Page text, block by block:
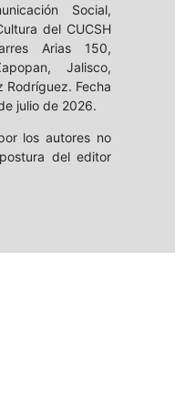
Social,
del CUCSH
Arias 150,
Jalisco,
Rodríguez. Fecha
julio de 2026.
los autores no
del editor